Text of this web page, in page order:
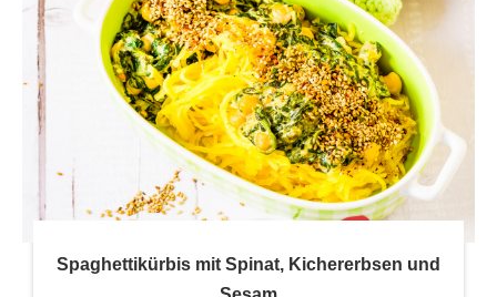
Spaghettikürbis mit Spinat, Kichererbsen und